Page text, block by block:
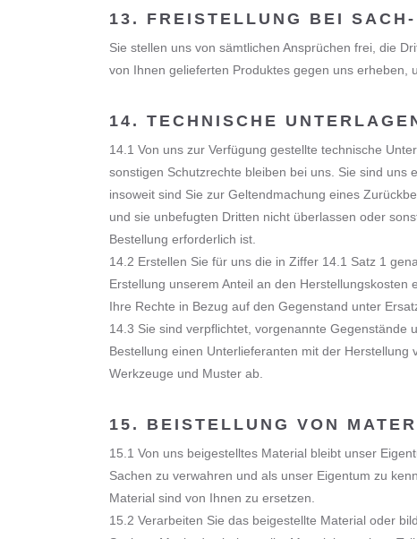
13. FREISTELLUNG BEI
Sie stellen uns von sämtlichen Ansprüchen frei, die
von Ihnen gelieferten Produktes gegen uns erheben,
14. TECHNISCHE
14.1 Von uns zur Verfügung gestellte technische
sonstigen Schutzrechte bleiben bei uns. Sie sind
insoweit sind Sie zur Geltendmachung eines
und sie unbefugten Dritten nicht überlassen oder
Bestellung erforderlich ist.
14.2 Erstellen Sie für uns die in Ziffer 14.1 Satz 1
Erstellung unserem Anteil an den
Ihre Rechte in Bezug auf den Gegenstand unter
14.3 Sie sind verpflichtet, vorgenannte
Bestellung einen Unterlieferanten mit der
Werkzeuge und Muster ab.
15. BEISTELLUNG VON
15.1 Von uns beigestelltes Material bleibt unser
Sachen zu verwahren und als unser Eigentum zu
Material sind von Ihnen zu ersetzen.
15.2 Verarbeiten Sie das beigestellte Material oder